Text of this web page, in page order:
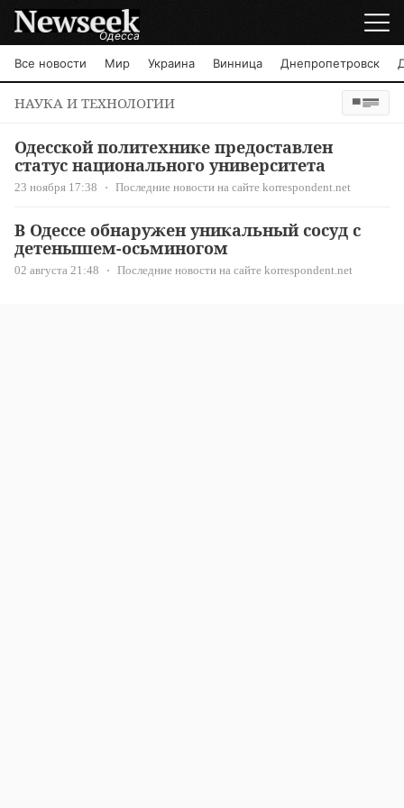
Одесса
Все новости Мир Украина Винница Днепропетровск
НАУКА И ТЕХНОЛОГИИ
Одесской политехнике предоставлен
статус национального университета
23 ноября 17:38 Последние новости на сайте korrespondent.net
В Одессе обнаружен уникальный сосуд с
детенышем-осьминогом
02 августа 21:48 Последние новости на сайте korrespondent.net